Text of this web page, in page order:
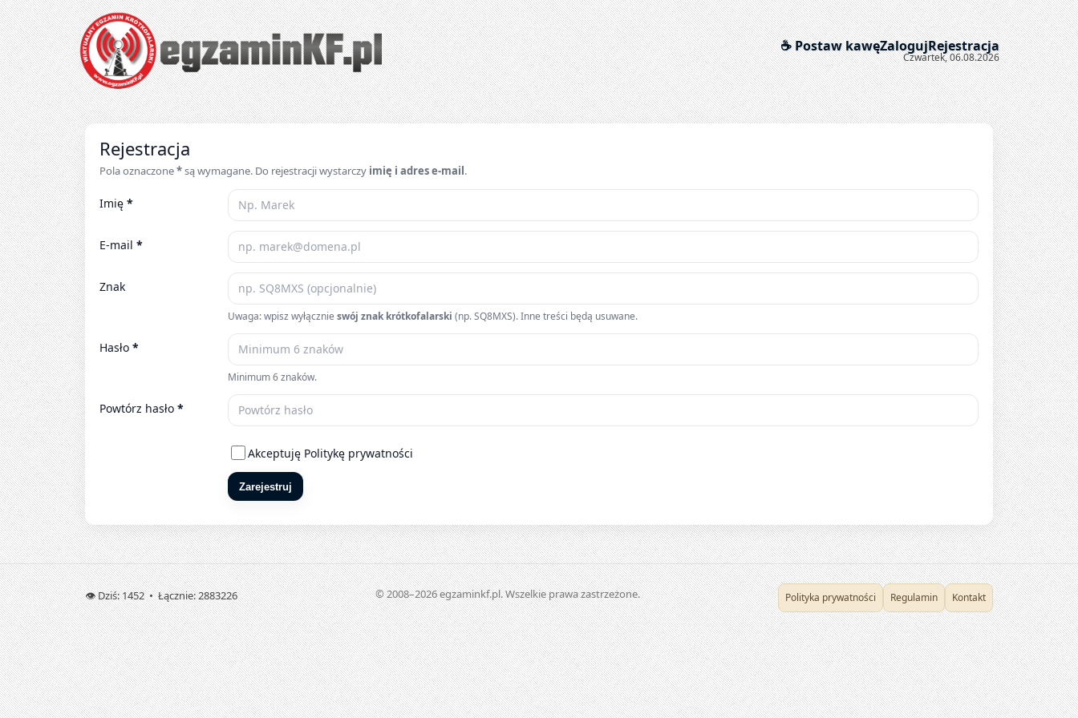
Egzaminy krótkofalarskie online – testy UKE i nauka do egzaminu
☕ Postaw kawęZalogujRejestracja
Czwartek, 06.08.2026
Rejestracja
Pola oznaczone*są wymagane. Do rejestracji wystarczy imię i adres e-mail.
Imię *
E-mail *
Znak
Uwaga: wpisz wyłącznie swój znak krótkofalarski (np. SQ8MXS). Inne treści będą usuwane.
Hasło *
Minimum 6 znaków.
Powtórz hasło *
Akceptuję Politykę prywatności
Zarejestruj
👁️ Dziś: 1452 • Łącznie: 2883226 © 2008–2026 egzaminkf.pl. Wszelkie prawa zastrzeżone. Polityka prywatności Regulamin Kontakt